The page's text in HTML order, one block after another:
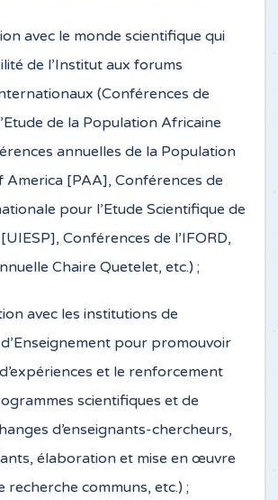
avec le monde scientifique qui
de l’Institut aux forums
(Conférences de
de la Population Africaine
annuelles de la Population
America [PAA], Conférences de
pour l’Etude Scientifique de
Conférences de l’IFORD,
Chaire Quetelet, etc.) ;
avec les institutions de
pour promouvoir
et le renforcement
scientifiques et de
d’enseignants-chercheurs,
élaboration et mise en œuvre
recherche communs, etc.) ;